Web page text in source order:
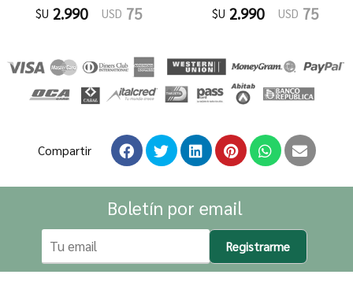
$U 2.990 USD 75 $U 2.990 USD 75
Compartir
Boletín por email
Registrarme